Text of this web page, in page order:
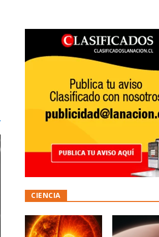
CIENCIA